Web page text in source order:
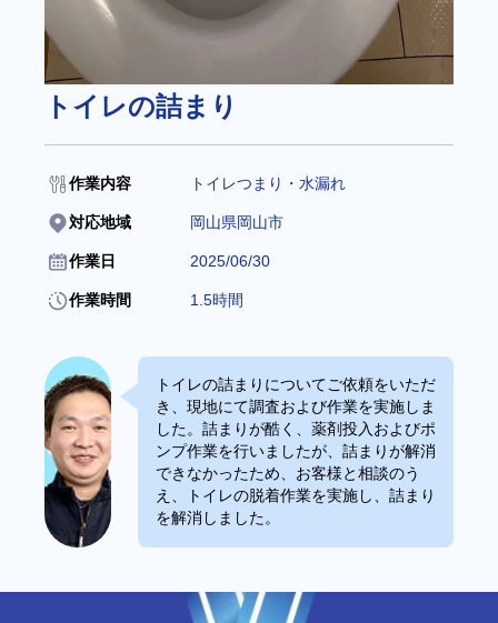
トイレの詰まり
作業内容 トイレつまり・水漏れ
対応地域 岡山県岡山市
作業日 2025/06/30
作業時間 1.5時間
トイレの詰まりについてご依頼をいただ
き、現地にて調査および作業を実施しま
した。詰まりが酷く、薬剤投入およびポ
ンプ作業を行いましたが、詰まりが解消
できなかったため、お客様と相談のう
え、トイレの脱着作業を実施し、詰まり
を解消しました。